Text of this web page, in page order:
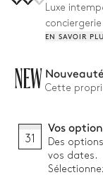
Luxe
EN SAVOIR
NEW Nouveauté
Cette
31
Vos
Des
vos dates.